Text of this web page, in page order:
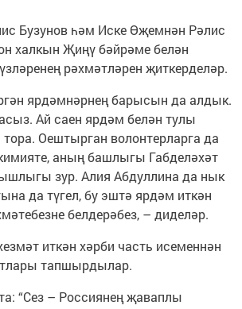
Бузунов һәм Иске Өҗемнән Рәлис
халкын Җиңү бәйрәме белән
рәхмәтләрен җиткерделәр.
ярдәмнәрнең барысын да алдык.
Ай саен ярдәм белән тулы
Оештырган волонтерларга да
аның башлыгы Габделәхәт
зур. Алия Абдуллина да нык
да түгел, бу эштә ярдәм иткән
белдерәбез, – диделәр.
иткән хәрби часть исеменнән
тапшырдылар.
“Сез – Россиянең җаваплы